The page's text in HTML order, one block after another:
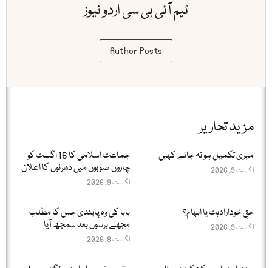
ٹیم آئی بی سی اردو نیوز
Author Posts
مزید تحاریر
میری تکمیل ہو نہ جائے کہیں
اگست 9, 2026
جماعت اسلامی کا 16 اگست کو
چاروں صوبوں میں دھرنوں کا اعلان
اگست 9, 2026
حقِ خودارادیت یا ابہام؟
اگست 9, 2026
بابا کی وہ پابندی جس کا مطلب
مجھے برسوں بعد سمجھ آیا
اگست 8, 2026